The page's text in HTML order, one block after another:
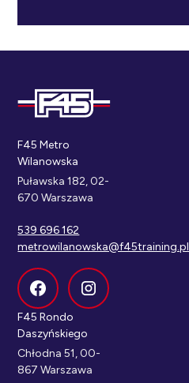
F45 Metro
Wilanowska
Puławska 182, 02-
670 Warszawa
539 696 162
metrowilanowska@f45training.pl
F45 Rondo
Daszyńskiego
Chłodna 51, 00-
867 Warszawa